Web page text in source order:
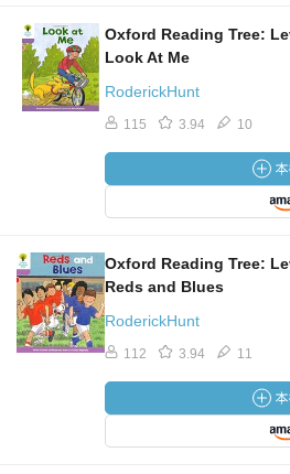
Oxford Reading Tree:
Look At Me
RoderickHunt
115 3.94 10
Oxford Reading Tree:
Reds and Blues
RoderickHunt
112 3.94 11